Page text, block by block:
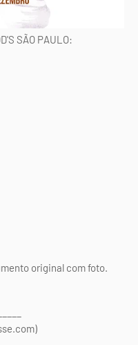
SÃO PAULO:
original com foto.